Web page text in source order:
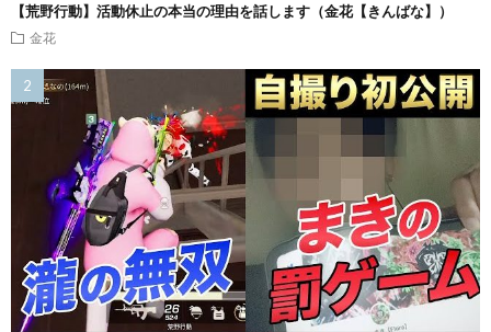
【荒野行動】活動休止の本当の理由を話します（金花【きんばな】）
金花